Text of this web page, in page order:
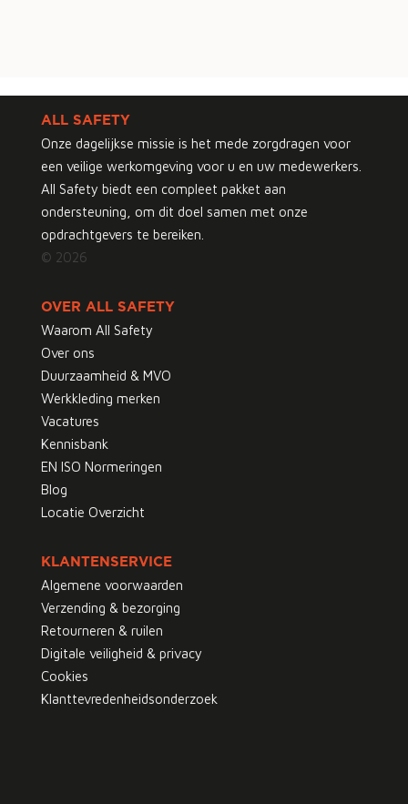
ALL SAFETY
Onze dagelijkse missie is het mede zorgdragen voor
een veilige werkomgeving voor u en uw medewerkers.
All Safety biedt een compleet pakket aan
ondersteuning, om dit doel samen met onze
opdrachtgevers te bereiken.
© 2026
OVER ALL SAFETY
Waarom All Safety
Over ons
Duurzaamheid & MVO
Werkkleding merken
Vacatures
Kennisbank
EN ISO Normeringen
Blog
Locatie Overzicht
KLANTENSERVICE
Algemene voorwaarden
Verzending & bezorging
Retourneren & ruilen
Digitale veiligheid & privacy
Cookies
Klanttevredenheidsonderzoek